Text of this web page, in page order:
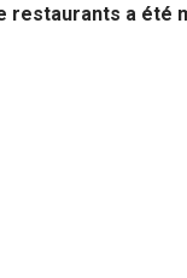
restaurants a